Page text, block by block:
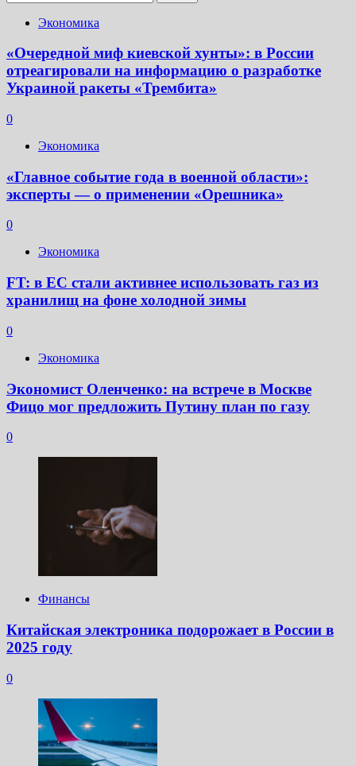
Экономика
«Очередной миф киевской хунты»: в России
отреагировали на информацию о разработке
Украиной ракеты «Трембита»
0
Экономика
«Главное событие года в военной области»:
эксперты — о применении «Орешника»
0
Экономика
FT: в ЕС стали активнее использовать газ из
хранилищ на фоне холодной зимы
0
Экономика
Экономист Оленченко: на встрече в Москве
Фицо мог предложить Путину план по газу
0
Финансы
Китайская электроника подорожает в России в
2025 году
0